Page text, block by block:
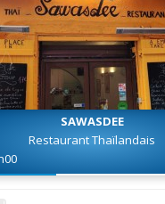
SAWASDEE
Restaurant Thaïlandais